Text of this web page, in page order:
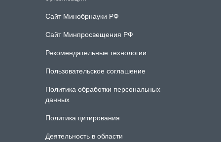
Сайт Минобрнауки РФ
Сайт Минпросвещения РФ
Рекомендательные технологии
Пользовательское соглашение
Политика обработки персональных
данных
Политика цитирования
Деятельность в области